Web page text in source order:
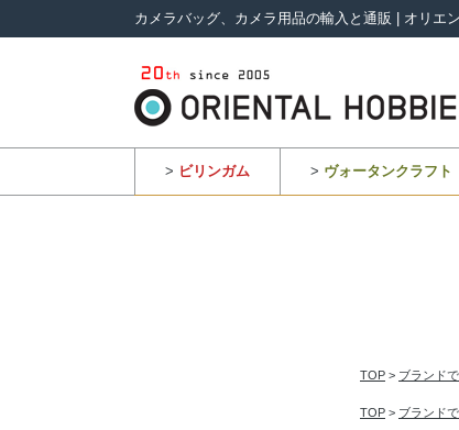
カメラバッグ、カメラ用品の輸入と通販 | オリエ
> ビリンガム > ヴォータンクラフト
TOP > ブランド
TOP > ブランド